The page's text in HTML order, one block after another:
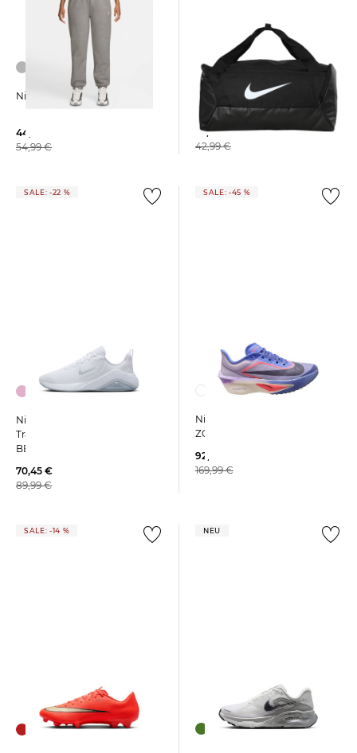
Nike | Damen Jogginghose
44,99 €
54,99 €
Nike | Sporttasche BRASILIA
S DUFFLE 9.5 41L
35,79 €
42,99 €
SALE: -22 %
+13
Nike | Damen
Trainingsschuhe AIR MAX
BELLA 7
70,45 €
89,99 €
SALE: -45 %
+1
Nike | Damen Laufschuhe
ZOOM FLY 6
92,99 €
169,99 €
SALE: -14 % NEU